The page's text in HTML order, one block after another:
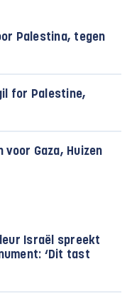
Palestina, tegen
for Palestine,
Gaza, Huizen
Israël spreekt
‘Dit tast